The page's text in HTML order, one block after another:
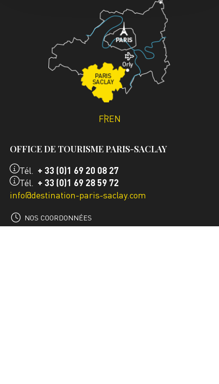
FREN
OFFICE DE TOURISME PARIS-SACLAY
Tél. + 33 (0)1 69 20 08 27
Tél. + 33 (0)1 69 28 59 72
info@destination-paris-saclay.com
NOS COORDONNÉES